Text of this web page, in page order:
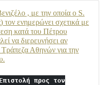
, με την οποία ο S.
ενημερώνει σχετικά με
κατά του Πέτρου
να διερευνήσει αν
Τράπεζα Αθηνών για την
Επιστολή προς τον